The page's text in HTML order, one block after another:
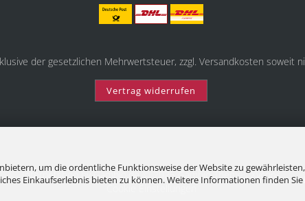
um die ordentliche Funktionsweise der Website zu
Einkaufserlebnis bieten zu können. Weitere Informationen finden Sie
der gesetzlichen Mehrwertsteuer, zzgl. Versandkosten soweit
Vertrag widerrufen
Internetshopby Gambio.de © 2025 Gambio ThemesXycons